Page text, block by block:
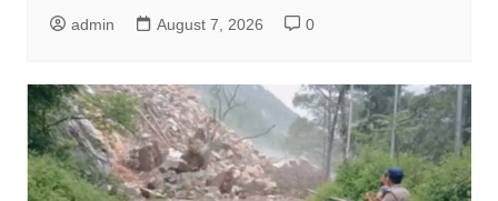
admin August 7, 2026 0